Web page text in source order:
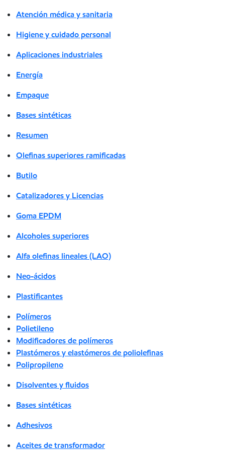
Atención médica y sanitaria
Higiene y cuidado personal
Aplicaciones industriales
Energía
Empaque
Bases sintéticas
Resumen
Olefinas superiores ramificadas
Butilo
Catalizadores y Licencias
Goma EPDM
Alcoholes superiores
Alfa olefinas lineales (LAO)
Neo-ácidos
Plastificantes
Polímeros
Polietileno
Modificadores de polímeros
Plastómeros y elastómeros de poliolefinas
Polipropileno
Disolventes y fluidos
Bases sintéticas
Adhesivos
Aceites de transformador